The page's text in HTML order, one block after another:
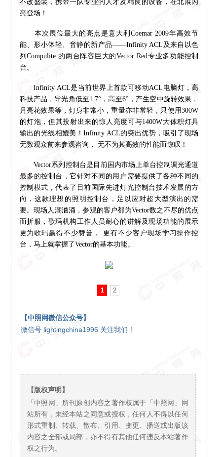
不改盛装，携带一队专业的人才及精良的设备，在北展闪
亮登场！
本次展位最大的亮点是意大利Coemar 2009年高效节
能、形小体轻、音静的新产品——Infinity ACL及来自以色
列Compulite 的两台阵容巨大的Vector Red专业多功能控制
台。
Infinity ACL是当前世界上首款可移动ACL电脑灯，高
科技产品，导光角低至1.7°，高至6°，产生空中旋转效果，
月亮花效果等，灯身非常小，重量亦非常轻，只使用300W
的灯泡，但其投射出来的惊人亮度可与1400W大体积灯具
输出的光线相媲美！Infinity ACL的突出优势，吸引了现场
无数观众前来参观咨询， 无不为其高效的性能而惊叹！
Vector系列控制台是目前国内市场上单台控制调光通道
最多的控制台，它针对不同的用户需要提供了各种不同的
控制模式，代表了目前国际先进灯光控制台技术发展的方
向，这款理想的照明控制台，足以应对超大型演出的需
要。现场人潮汹涌，参观的客户都为Vector数之不尽的优点
而折服，歌玛机构工作人员耐心的讲解及现场功能的展示
更为歌玛赢得不少赞誉， 更有不少客户现场学习操作控
台，马上就掌握了Vector的基本功能。
1 2
【中照网微信公众号】
微信号 lightingchina1996 关注我们！
【版权声明】
「中照网」所刊原创内容之著作权属于「中照网」网
站所有，未经本站之同意或授权，任何人不得以任何
形式重制、转载、散布、引用、变更、播送或出版该
内容之全部或局部，亦不得有其他任何违反本站著作
权之行为。